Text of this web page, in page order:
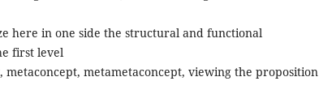
here in one side the structural and functional
first level
metametaconcept, viewing the proposition